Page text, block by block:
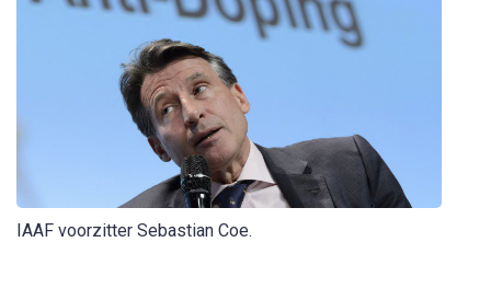
IAAF voorzitter Sebastian Coe.